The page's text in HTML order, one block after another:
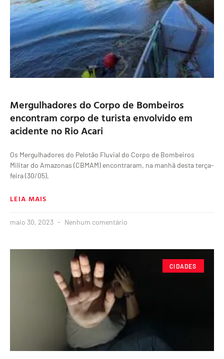
Mergulhadores do Corpo de Bombeiros
encontram corpo de turista envolvido em
acidente no Rio Acari
Os Mergulhadores do Pelotão Fluvial do Corpo de Bombeiros
Militar do Amazonas (CBMAM) encontraram, na manhã desta terça-
feira (30/05),
LEIA MAIS
maio 30, 2023 Nenhum comentário
CIDADES